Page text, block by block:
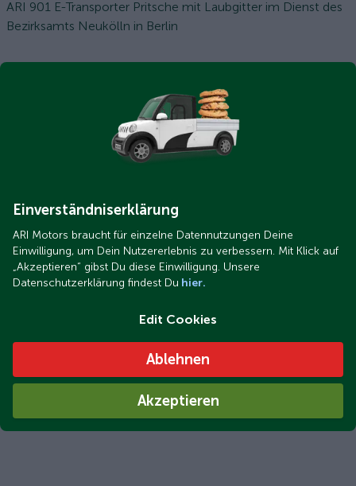
ARI 901 E-Transporter Pritsche mit Laubgitter im Dienst des
Bezirksamts Neukölln in Berlin
Einverständniserklärung
ARI Motors braucht für einzelne Datennutzungen Deine
Einwilligung, um Dein Nutzererlebnis zu verbessern. Mit Klick auf
„Akzeptieren“ gibst Du diese Einwilligung. Unsere
Datenschutzerklärung findest Du hier.
Edit Cookies
Ablehnen
Akzeptieren